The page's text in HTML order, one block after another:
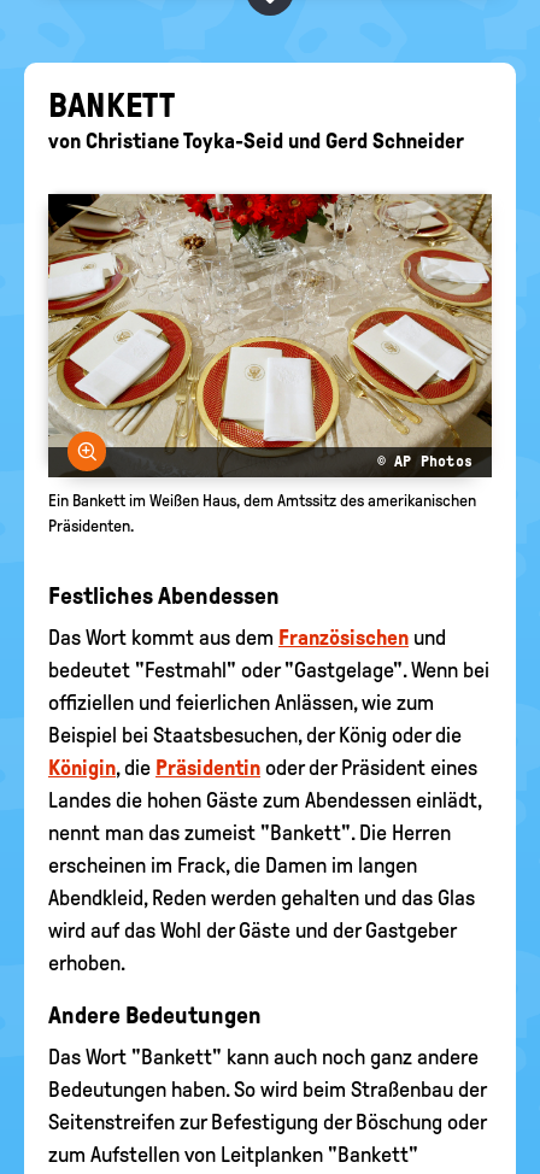
politische
EURE AKTUELLEN FRAGEN...
BAN­KETT
von Christiane Toyka-Seid und Gerd Schneider
Bild vergrößern
© AP Photos
Ein Bankett im Weißen Haus, dem Amtssitz des amerikanischen
Präsidenten.
Festliches Abendessen
Das Wort kommt aus dem Französischen und
bedeutet "Festmahl" oder "Gastgelage". Wenn bei
offiziellen und feierlichen Anlässen, wie zum
Beispiel bei Staatsbesuchen, der König oder die
Königin, die Präsidentin oder der Präsident eines
Landes die hohen Gäste zum Abendessen einlädt,
nennt man das zumeist "Bankett". Die Herren
erscheinen im Frack, die Damen im langen
Abendkleid, Reden werden gehalten und das Glas
wird auf das Wohl der Gäste und der Gastgeber
erhoben.
Andere Bedeutungen
Das Wort "Bankett" kann auch noch ganz andere
Bedeutungen haben. So wird beim Straßenbau der
Seitenstreifen zur Befestigung der Böschung oder
zum Aufstellen von Leitplanken "Bankett"